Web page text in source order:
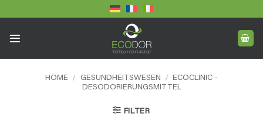
to
HOME / GESUNDHEITSWESEN / ECOCLINIC -
DESODORIERUNGSMITTEL
FILTER